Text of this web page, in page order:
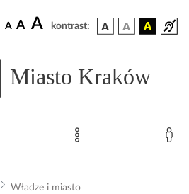
A A A kontrast:
Miasto Kraków
Władze i miasto